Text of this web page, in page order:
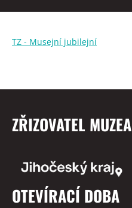
TZ - Musejní jubilejní
ZŘIZOVATEL MUZEA
OTEVÍRACÍ DOBA